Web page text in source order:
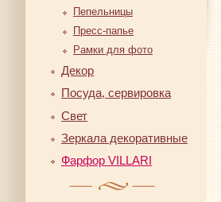
Пепельницы
Пресс-папье
Рамки для фото
Декор
Посуда, сервировка
Свет
Зеркала декоративные
Фарфор VILLARI